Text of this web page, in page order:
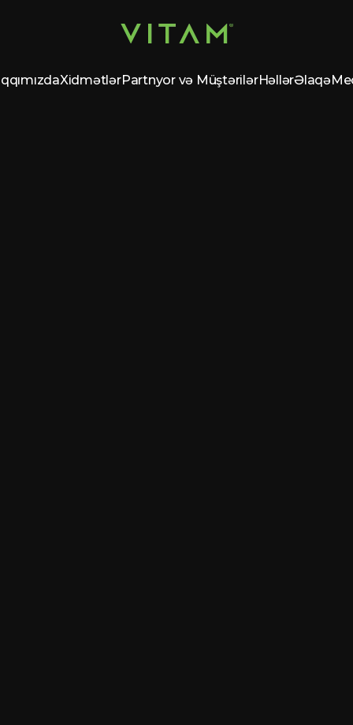
XidmətlərPartnyor və MüştərilərHəllərƏlaqə